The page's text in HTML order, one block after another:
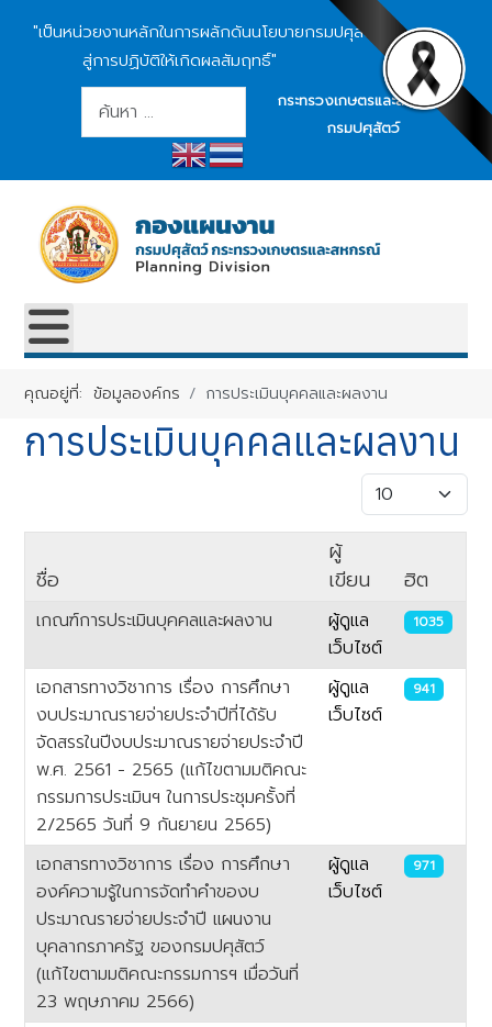
"เป็นหน่วยงานหลักในการผลักดันนโยบายกรมปศุสัตว์
สู่การปฏิบัติให้เกิดผลสัมฤทธิ์"
การค้นหา
กระทรวงเกษตรและสหกรณ์
กรมปศุสัตว์
คุณอยู่ที่:ข้อมูลองค์กร การประเมินบุคคลและผลงาน
การประเมินบุคคลและผลงาน
แสดง #
ชื่อ
ผู้
เขียน
ฮิต
เกณฑ์การประเมินบุคคลและผลงาน
ผู้ดูแล
เว็บไซต์
1035
เอกสารทางวิชาการ เรื่อง การศึกษา
งบประมาณรายจ่ายประจำปีที่ได้รับ
จัดสรรในปีงบประมาณรายจ่ายประจำปี
พ.ศ. 2561 - 2565 (แก้ไขตามมติคณะ
กรรมการประเมินฯ ในการประชุมครั้งที่
2/2565 วันที่ 9 กันยายน 2565)
ผู้ดูแล
เว็บไซต์
941
เอกสารทางวิชาการ เรื่อง การศึกษา
องค์ความรู้ในการจัดทำคำของบ
ประมาณรายจ่ายประจำปี แผนงาน
บุคลากรภาครัฐ ของกรมปศุสัตว์
(แก้ไขตามมติคณะกรรมการฯ เมื่อวันที่
23 พฤษภาคม 2566)
ผู้ดูแล
เว็บไซต์
971